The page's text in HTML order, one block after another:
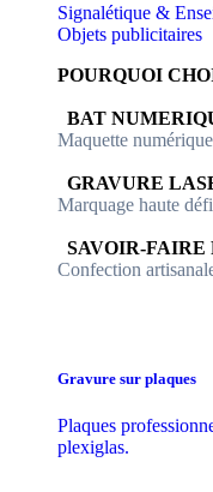
Signalétique &
Objets publicitaires
POURQUOI
BAT
Maquette
​GRAVURE
Marquage haute
​SAVOIR-FAIRE
Confection
Gravure sur plaques
Plaques
plexiglas.